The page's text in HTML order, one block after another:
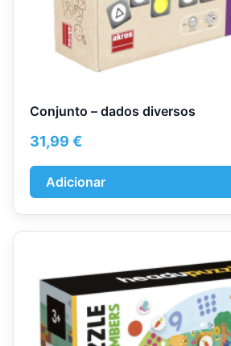
Conjunto – dados diversos
31,99 €
Adicionar